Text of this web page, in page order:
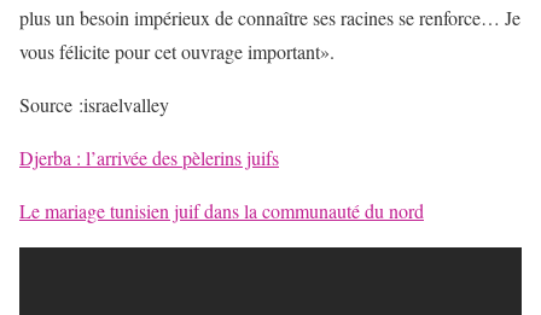
plus un besoin impérieux de connaître ses racines se renforce… Je
vous félicite pour cet ouvrage important».
Source :israelvalley
Djerba : l’arrivée des pèlerins juifs
Le mariage tunisien juif dans la communauté du nord